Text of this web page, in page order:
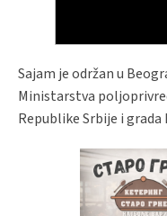
Sajam je održan u
Ministarstva
Republike Srbije i grada